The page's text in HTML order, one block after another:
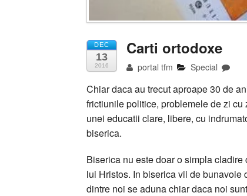
DEC
13
2016
Carti ortodoxe
portal tfm Special
Chiar daca au trecut aproape 30 de
frictiunile politice, problemele de zi
unei educatii clare, libere, cu
biserica.
Biserica nu este doar o simpla
lui Hristos. In biserica vii de
dintre noi se aduna chiar daca noi